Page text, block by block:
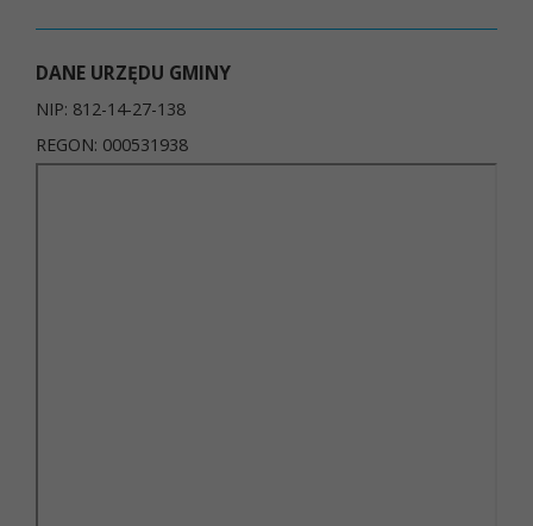
DANE URZĘDU GMINY
NIP: 812-14-27-138
REGON: 000531938